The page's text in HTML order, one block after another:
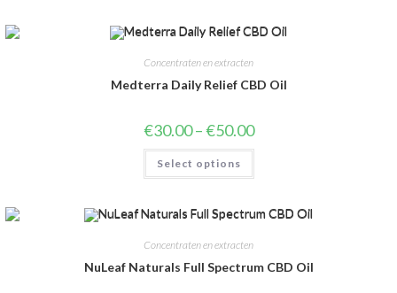
Concentraten en extracten
Medterra Daily Relief CBD Oil
€30.00 –€50.00
Select options
Concentraten en extracten
NuLeaf Naturals Full Spectrum CBD Oil